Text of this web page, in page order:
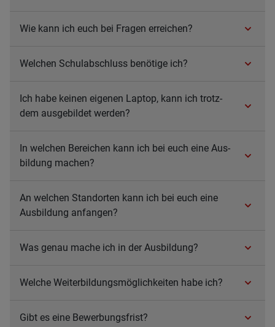
Wie kann ich euch bei Fra­gen errei­chen?
Wel­chen Schul­ab­schluss benö­tige ich?
Ich habe kei­nen eige­nen Lap­top, kann ich trotz­
dem aus­ge­bil­det wer­den?
In wel­chen Berei­chen kann ich bei euch eine Aus­
bil­dung machen?
An wel­chen Stand­orten kann ich bei euch eine
Aus­bil­dung anfan­gen?
Was genau mache ich in der Aus­bil­dung?
Wel­che Wei­ter­bil­dungs­mög­lich­kei­ten habe ich?
Gibt es eine Bewer­bungs­frist?